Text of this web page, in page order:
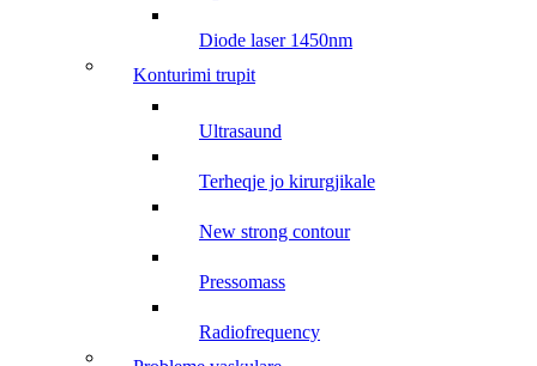
diode laser 1450nm
konturimi trupit
ultrasaund
terheqje jo kirurgjikale
new strong contour
pressomass
radiofrequency